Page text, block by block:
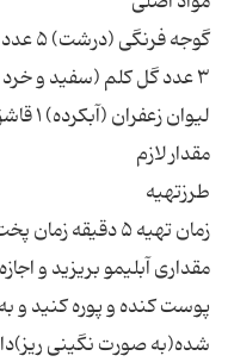
مقداری آبلیمو بریزید و
پوست كنده و پوره كنید